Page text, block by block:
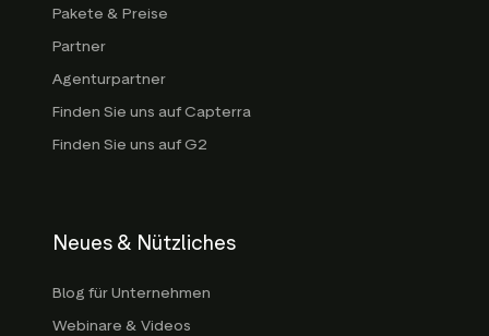
Pakete & Preise
Partner
Agenturpartner
Finden Sie uns auf Capterra
Finden Sie uns auf G2
Neues & Nützliches
Blog für Unternehmen
Webinare & Videos